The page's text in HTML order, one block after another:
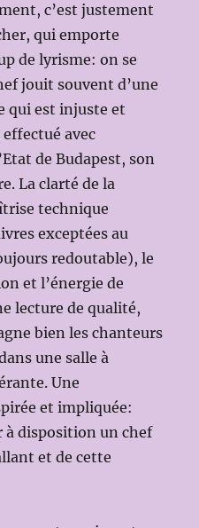
c’est justement
qui emporte
de lyrisme: on se
jouit souvent d’une
qui est injuste et
avec
de Budapest, son
La clarté de la
technique
exceptées au
redoutable), le
et l’énergie de
lecture de qualité,
bien les chanteurs
une salle à
Une
et impliquée:
à disposition un chef
et de cette